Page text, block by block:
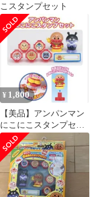
こスタンプセット
¥ 1,800
【美品】アンパンマン
にこにこスタンプセッ
ト